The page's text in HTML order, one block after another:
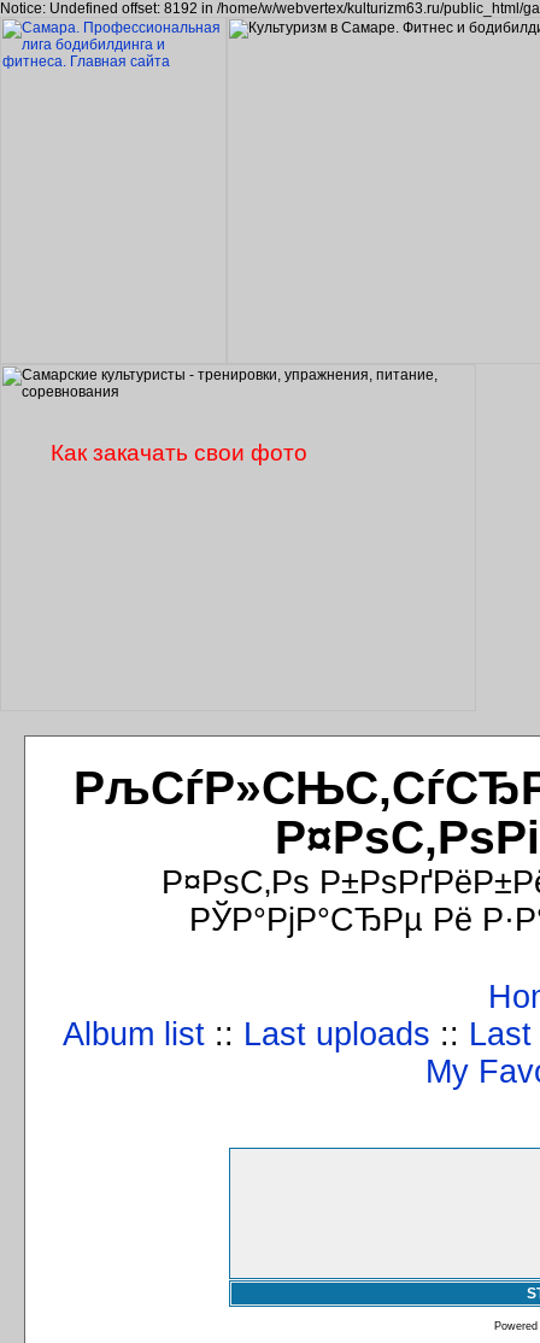
Notice: Undefined offset: 8192 in /home/w/webvertex/kulturizm63.ru/public_html/
Р¤РѕС‚Рѕ
РЎР°РјР°СЂРµ Рё
Album list :: Last uploads ::
My
Как закачать свои фото